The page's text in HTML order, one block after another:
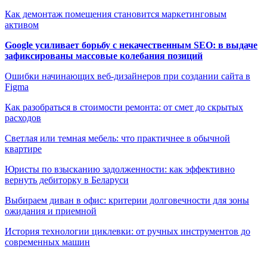
Как демонтаж помещения становится маркетинговым
активом
Google усиливает борьбу с некачественным SEO: в выдаче
зафиксированы массовые колебания позиций
Ошибки начинающих веб-дизайнеров при создании сайта в
Figma
Как разобраться в стоимости ремонта: от смет до скрытых
расходов
Светлая или темная мебель: что практичнее в обычной
квартире
Юристы по взысканию задолженности: как эффективно
вернуть дебиторку в Беларуси
Выбираем диван в офис: критерии долговечности для зоны
ожидания и приемной
История технологии циклевки: от ручных инструментов до
современных машин